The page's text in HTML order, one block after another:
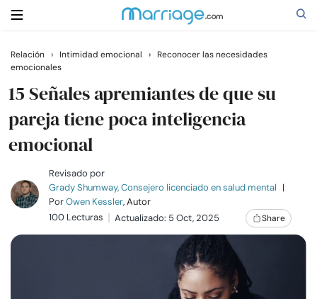
Buscar
Casarse
Relaciones
Familia
Relación › Intimidad emocional ›
Reconocer las necesidades
emocionales
15 Señales apremiantes de que su
pareja tiene poca inteligencia
emocional
Revisado por
Grady Shumway, Consejero licenciado en salud mental |
PorOwen Kessler, Autor
100 Lecturas
Actualizado: 5 Oct, 2025 Share